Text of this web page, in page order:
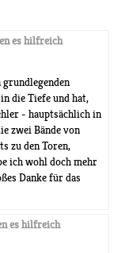
es hilfreich
die Tiefe und hat,
- hauptsächlich in
zwei Bände von
zu den Toren,
ich wohl doch mehr
Danke für das
es hilfreich